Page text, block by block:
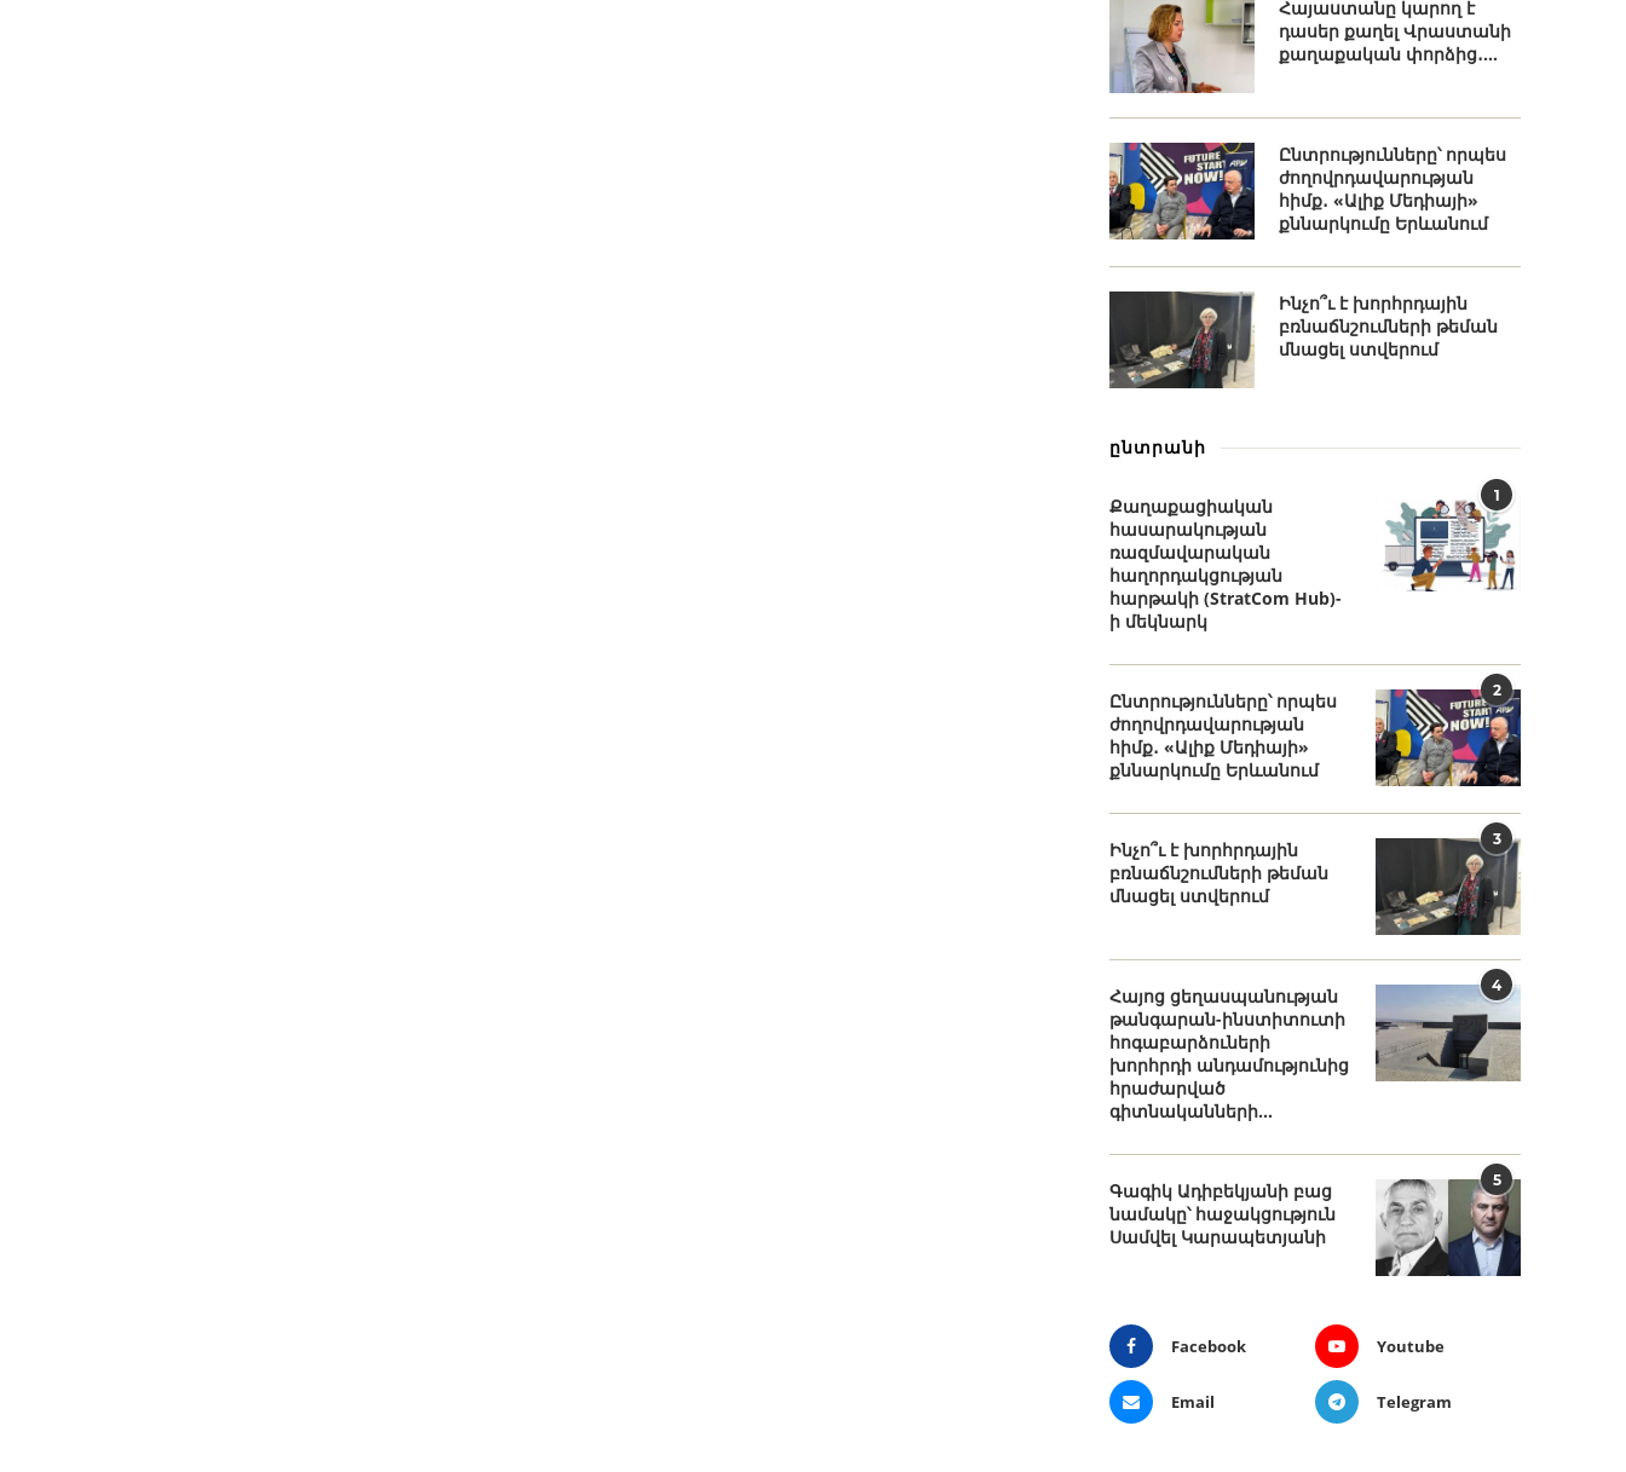
Հայաստանը կարող է
դասեր քաղել Վրաստանի
քաղաքական փորձից․...
Ընտրությունները՝ որպես
ժողովրդավարության
հիմք․ «Ալիք Մեդիայի»
քննարկումը Երևանում
Ինչո՞ւ է խորհրդային
բռնաճնշումների թեման
մնացել ստվերում
ընտրանի
1
Քաղաքացիական
հասարակության
ռազմավարական
հաղորդակցության
հարթակի (StratCom Hub)-
ի մեկնարկ
2
Ընտրությունները՝ որպես
ժողովրդավարության
հիմք․ «Ալիք Մեդիայի»
քննարկումը Երևանում
3
Ինչո՞ւ է խորհրդային
բռնաճնշումների թեման
մնացել ստվերում
4
Հայոց ցեղասպանության
թանգարան-ինստիտուտի
հոգաբարձուների
խորհրդի անդամությունից
հրաժարված
գիտնականների...
5
Գագիկ Ադիբեկյանի բաց
նամակը՝ հաջակցություն
Սամվել Կարապետյանի
Facebook Youtube
Email Telegram